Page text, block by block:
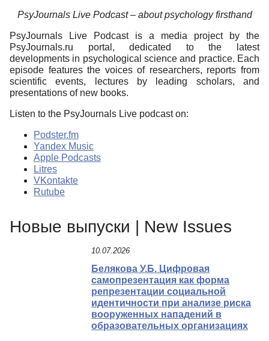
PsyJournals Live Podcast – about psychology firsthand
PsyJournals Live Podcast is a media project by the
PsyJournals.ru portal, dedicated to the latest
developments in psychological science and practice. Each
episode features the voices of researchers, reports from
scientific events, lectures by leading scholars, and
presentations of new books.
Listen to the PsyJournals Live podcast on:
Podster.fm
Yandex Music
Apple Podcasts
Litres
VKontakte
Rutube
Новые выпуски | New Issues
10.07.2026
Белякова У.Б. Цифровая
самопрезентация как форма
репрезентации социальной
идентичности при анализе риска
вооруженных нападений в
образовательных организациях